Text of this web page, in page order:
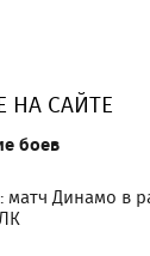
НА САЙТЕ
боев
матч Динамо в